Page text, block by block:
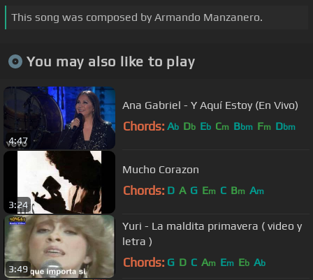
This song was composed by Armando Manzanero.
You may also like to play
4:47
Ana Gabriel - Y Aquí Estoy (En Vivo)
Chords: Ab Db Eb Cm Bbm Fm Dbm
3:24
Mucho Corazon
Chords: D A G Em C Bm Am
3:49
Yuri - La maldita primavera ( video y
letra )
Chords: G D C Am Em Eb Ab